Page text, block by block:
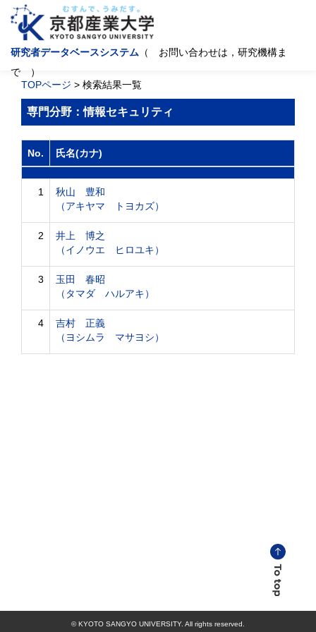
研究者データベースシステム （ お問い合わせは，研究機構ま
で ）
TOPページ > 検索結果一覧
専門分野：情報セキュリティ
No. 氏名(カナ)
1
秋山 豊和
（アキヤマ トヨカズ）
2
井上 博之
（イノウエ ヒロユキ）
3
玉田 春昭
（タマダ ハルアキ）
4
吉村 正義
（ヨシムラ マサヨシ）
© KYOTO SANGYO UNIVERSITY. All rights reserved.